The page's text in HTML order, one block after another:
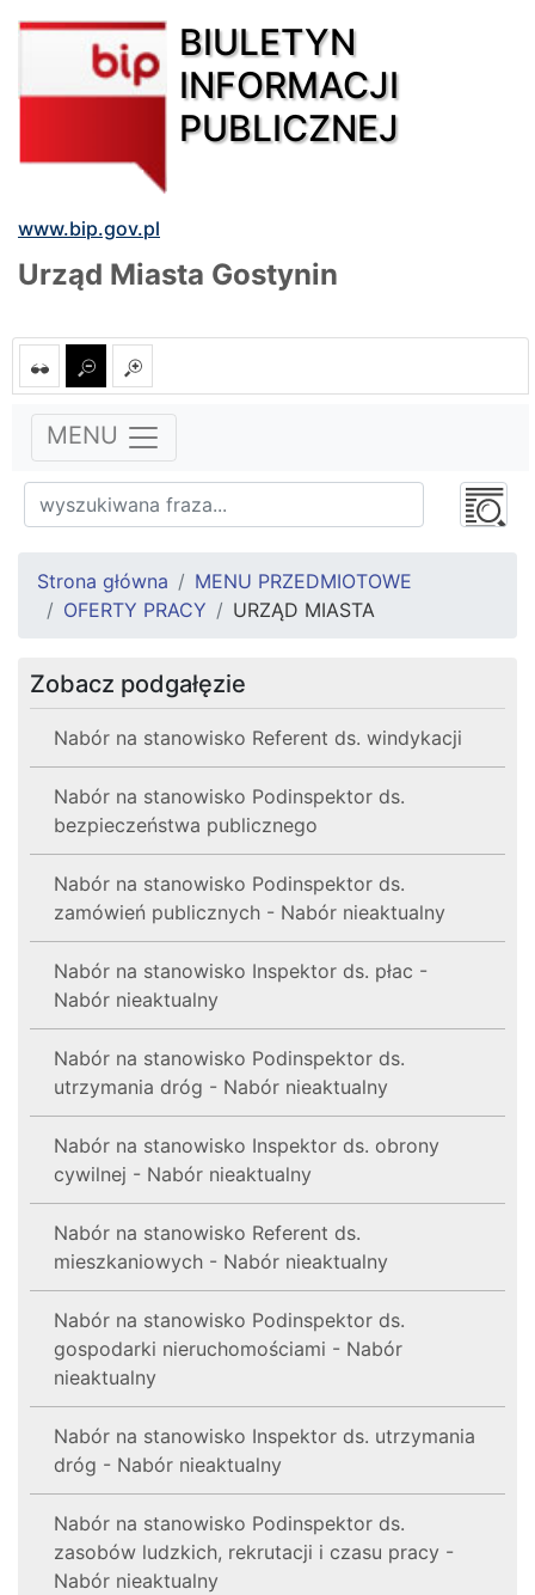
BIULETYN
INFORMACJI
PUBLICZNEJ
www.bip.gov.pl
Urząd Miasta Gostynin
MENU
Strona główna
MENU PRZEDMIOTOWE
OFERTY PRACY
URZĄD MIASTA
Zobacz podgałęzie
Nabór na stanowisko Referent ds. windykacji
Nabór na stanowisko Podinspektor ds.
bezpieczeństwa publicznego
Nabór na stanowisko Podinspektor ds.
zamówień publicznych - Nabór nieaktualny
Nabór na stanowisko Inspektor ds. płac -
Nabór nieaktualny
Nabór na stanowisko Podinspektor ds.
utrzymania dróg - Nabór nieaktualny
Nabór na stanowisko Inspektor ds. obrony
cywilnej - Nabór nieaktualny
Nabór na stanowisko Referent ds.
mieszkaniowych - Nabór nieaktualny
Nabór na stanowisko Podinspektor ds.
gospodarki nieruchomościami - Nabór
nieaktualny
Nabór na stanowisko Inspektor ds. utrzymania
dróg - Nabór nieaktualny
Nabór na stanowisko Podinspektor ds.
zasobów ludzkich, rekrutacji i czasu pracy -
Nabór nieaktualny